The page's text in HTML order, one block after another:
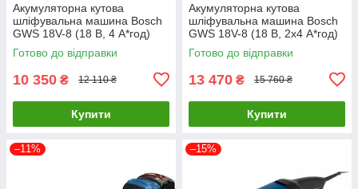
Акумуляторна кутова
шліфувальна машина Bosch
GWS 18V-8 (18 В, 4 А*год)
(06019N9021)
Готово до відправки
10 350 ₴ 12 110 ₴
Купити
Акумуляторна кутова
шліфувальна машина Bosch
GWS 18V-8 (18 В, 2х4 А*год)
(06019N9020)
Готово до відправки
13 470 ₴ 15 760 ₴
Купити
–11% –15%